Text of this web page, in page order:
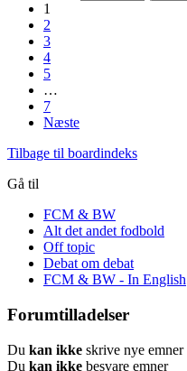
1
2
3
4
5
…
7
Næste
Tilbage til boardindeks
Gå til
FCM & BW
Alt det andet fodbold
Off topic
Debat om debat
FCM & BW - In English
Forumtilladelser
Du kan ikke skrive nye emner
Du kan ikke besvare emner